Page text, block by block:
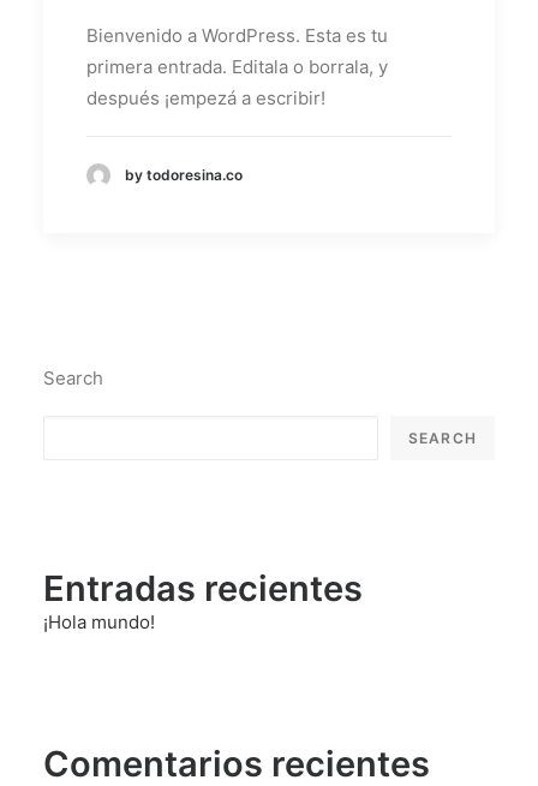
Bienvenido a WordPress. Esta es tu
primera entrada. Editala o borrala, y
después ¡empezá a escribir!
by todoresina.co
Search
SEARCH
Entradas recientes
¡Hola mundo!
Comentarios recientes